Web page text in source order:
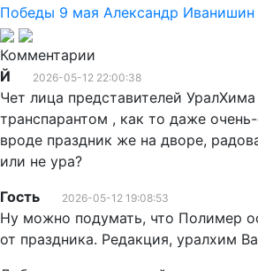
Победы 9 мая Александр Иванишин
Комментарии
Й
2026-05-12 22:00:38
Чет лица представителей
транспарантом , как то даже
вроде праздник же на дворе,
или не ура?
Гость
2026-05-12 19:08:53
Ну можно подумать, что Полимер
от праздника. Редакция, уралхим